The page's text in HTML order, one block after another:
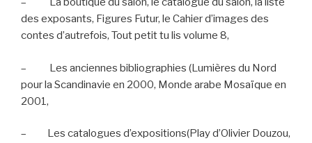
des exposants, Figures Futur, le Cahier d’images des
contes d’autrefois, Tout petit tu lis volume 8,
–
Les anciennes bibliographies (Lumières du Nord
pour la Scandinavie en 2000, Monde arabe Mosaïque en
2001,
–
Les catalogues d’expositions(Play d’Olivier Douzou,